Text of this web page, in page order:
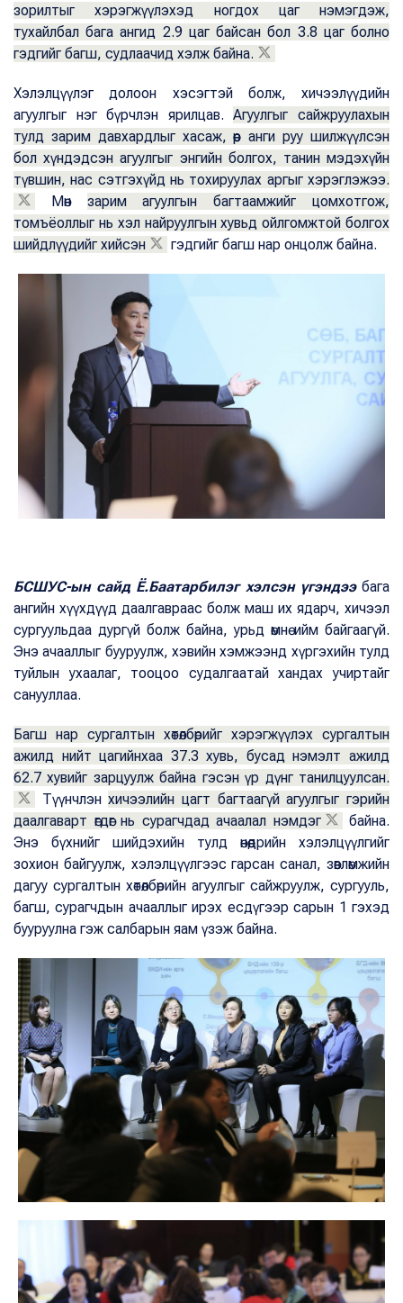
зорилтыг хэрэгжүүлэхэд ногдох цаг нэмэгдэж,
тухайлбал бага ангид 2.9 цаг байсан бол 3.8 цаг болно
гэдгийг багш, судлаачид хэлж байна.
Хэлэлцүүлэг долоон хэсэгтэй болж, хичээлүүдийн
агуулгыг нэг бүрчлэн ярилцав.Агуулгыг сайжруулахын
тулд зарим давхардлыг хасаж, өөр анги руу шилжүүлсэн
бол хүндэдсэн агуулгыг энгийн болгох, танин мэдэхүйн
түвшин, нас сэтгэхүйд нь тохируулах аргыг хэрэглэжээ.
Мөн зарим агуулгын багтаамжийг цомхотгож,
томъёоллыг нь хэл найруулгын хувьд ойлгомжтой болгох
шийдлүүдийг хийсэн
гэдгийг багш нар онцолж байна.
БСШУС-ын сайд Ё.Баатарбилэг хэлсэн үгэндээбага
ангийн хүүхдүүд даалгавраас болж маш их ядарч, хичээл
сургуульдаа дургүй болж байна, урьд өмнө ийм байгаагүй.
Энэ ачааллыг бууруулж, хэвийн хэмжээнд хүргэхийн тулд
туйлын ухаалаг, тооцоо судалгаатай хандах учиртайг
санууллаа.
Багш нар сургалтын хөтөлбөрийг хэрэгжүүлэх сургалтын
ажилд нийт цагийнхаа 37.3 хувь, бусад нэмэлт ажилд
62.7 хувийг зарцуулж байна гэсэн үр дүнг танилцуулсан.
Түүнчлэнхичээлийн цагт багтаагүй агуулгыг гэрийн
даалгаварт өгдөг нь сурагчдад ачаалал нэмдэг
байна.
Энэ бүхнийг шийдэхийн тулд өнөөдрийн хэлэлцүүлгийг
зохион байгуулж, хэлэлцүүлгээс гарсан санал, зөвлөмжийн
дагуу сургалтын хөтөлбөрийн агуулгыг сайжруулж, сургууль,
багш, сурагчдын ачааллыг ирэх есдүгээр сарын 1 гэхэд
бууруулна гэж салбарын яам үзэж байна.